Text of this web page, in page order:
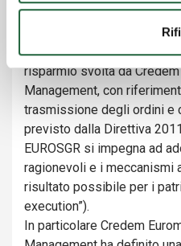
Nella prestazione
risparmio svolta da
Management, con
trasmissione degli ordini e
previsto dalla Direttiva
EUROSGR si impegna ad
ragionevoli e i meccanismi
risultato possibile per i
execution”).
In particolare Credem